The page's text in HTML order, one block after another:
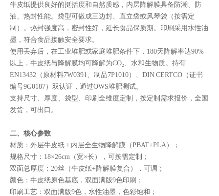
牛皮纸提供良好的挺括度和自然质感，内层降解膜具备防潮、防
油、热封性能。袋型可做成三边封、直立袋或风琴袋（按需定
制）。热封强度高，密封性好，延长食品保质期。印刷采用水性油
墨，符合食品接触安全要求。
使用丢弃后，在工业堆肥或家庭堆肥条件下，180天降解率达90%
以上，牛皮纸与降解膜均可降解为CO₂、水和生物质。持有
EN13432（原材料7W0391、制品7P1010）、DIN CERTCO（证书
编号9G0187）双认证，通过OWS堆肥测试。
支持尺寸、厚度、袋型、印刷全维度定制，按定制需求报价，全国
发货，可出口。
二、核心参数
材质：外层牛皮纸 + 内层全生物降解膜（PBAT+PLA）；
规格尺寸：18×26cm（宽×长），可按需定制；
双面总厚度：20丝（牛皮纸+降解膜复合），可调；
颜色：牛皮纸原色基底，双面满版9色印刷；
印刷工艺：双面满版9色，水性油墨，色彩饱和；